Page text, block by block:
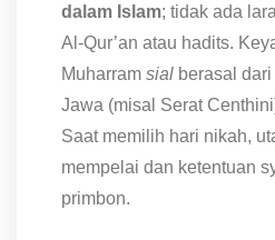
dalam Islam; tidak ada
Al-Qur’an atau hadits.
Muharram sial berasal
Jawa (misal Serat
Saat memilih hari nikah,
mempelai dan ketentuan
primbon.